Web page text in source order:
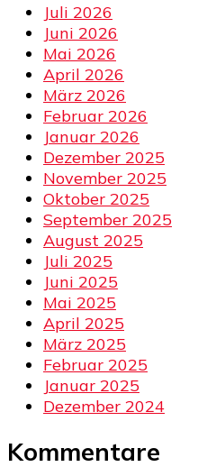
Juli 2026
Juni 2026
Mai 2026
April 2026
März 2026
Februar 2026
Januar 2026
Dezember 2025
November 2025
Oktober 2025
September 2025
August 2025
Juli 2025
Juni 2025
Mai 2025
April 2025
März 2025
Februar 2025
Januar 2025
Dezember 2024
Kommentare